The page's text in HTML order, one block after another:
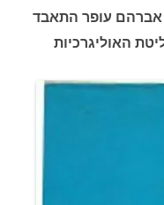
אברהם עופר התאבד
האוליגרכיות